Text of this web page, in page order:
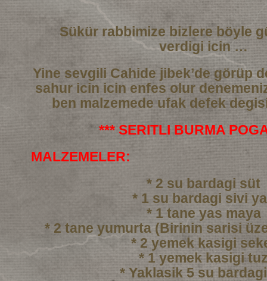
Sükür rabbimize bizlere böyle
verdigi icin …
Yine sevgili Cahide jibek’de görüp
sahur icin icin enfes olur
ben malzemede ufak defek
*** SERITLI BURMA
MALZEMELER:
* 2 su bardagi süt
* 1 su bardagi sivi
* 1 tane yas maya
* 2 tane yumurta (Birinin sarisi
* 2 yemek kasigi
* 1 yemek kasigi
* Yaklasik 5 su